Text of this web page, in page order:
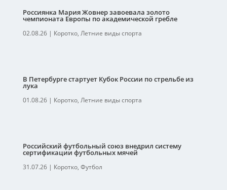
Россиянка Мария Жовнер завоевала золото
чемпионата Европы по академической гребле
02.08.26| Коротко, Летние виды спорта
В Петербурге стартует Кубок России по стрельбе из
лука
01.08.26| Коротко, Летние виды спорта
Российский футбольный союз внедрил систему
сертификации футбольных мячей
31.07.26| Коротко, Футбол